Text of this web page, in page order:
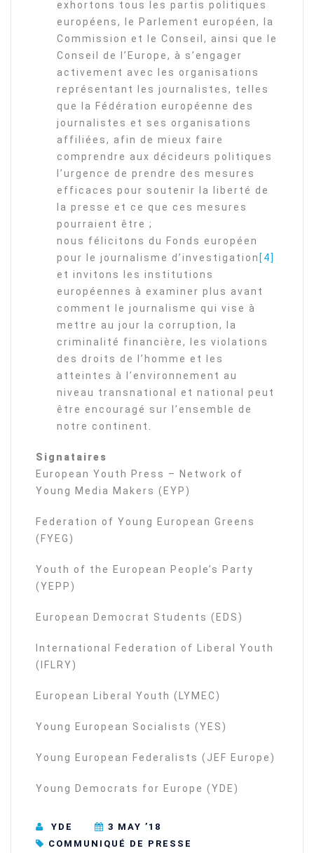
exhortons tous les partis politiques
européens, le Parlement européen, la
Commission et le Conseil, ainsi que le
Conseil de l’Europe, à s’engager
activement avec les organisations
représentant les journalistes, telles
que la Fédération européenne des
journalistes et ses organisations
affiliées, afin de mieux faire
comprendre aux décideurs politiques
l’urgence de prendre des mesures
efficaces pour soutenir la liberté de
la presse et ce que ces mesures
pourraient être ;
nous félicitons du Fonds européen
pour le journalisme d’investigation [4]
et invitons les institutions
européennes à examiner plus avant
comment le journalisme qui vise à
mettre au jour la corruption, la
criminalité financière, les violations
des droits de l’homme et les
atteintes à l’environnement au
niveau transnational et national peut
être encouragé sur l’ensemble de
notre continent.
Signataires
European Youth Press – Network of
Young Media Makers (EYP)
Federation of Young European Greens
(FYEG)
Youth of the European People’s Party
(YEPP)
European Democrat Students (EDS)
International Federation of Liberal Youth
(IFLRY)
European Liberal Youth (LYMEC)
Young European Socialists (YES)
Young European Federalists (JEF Europe)
Young Democrats for Europe (YDE)
YDE
3 MAY ’18
COMMUNIQUÉ DE PRESSE